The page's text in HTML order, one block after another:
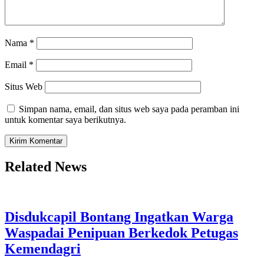
Nama *
Email *
Situs Web
Simpan nama, email, dan situs web saya pada peramban ini
untuk komentar saya berikutnya.
Related News
Disdukcapil Bontang Ingatkan Warga
Waspadai Penipuan Berkedok Petugas
Kemendagri